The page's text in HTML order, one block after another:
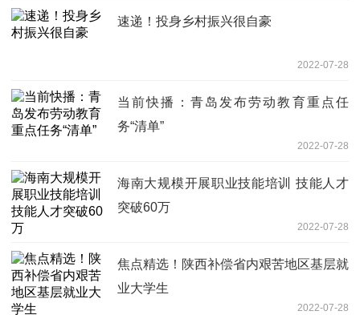
速递！投身乡村振兴很自豪
2022-07-28
当前快播：青岛发布劳动教育重点任
务“清单”
2022-07-28
海南大规模开展职业技能培训 技能人才
突破60万
2022-07-28
焦点精选！陕西补偿省内艰苦地区基层就
业大学生
2022-07-28